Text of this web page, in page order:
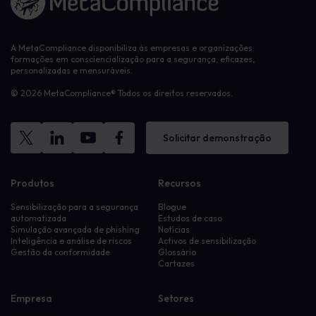
A MetaCompliance disponibiliza às empresas e organizações
formações em consciencialização para a segurança, eficazes,
personalizadas e mensuráveis.
© 2026 MetaCompliance® Todos os direitos reservados.
Solicitar demonstração
Produtos
Sensibilização para a segurança
automatizada
Simulação avançada de phishing
Inteligência e análise de riscos
Gestão da conformidade
Recursos
Blogue
Estudos de caso
Notícias
Activos de sensibilização
Glossário
Cartazes
Empresa Setores